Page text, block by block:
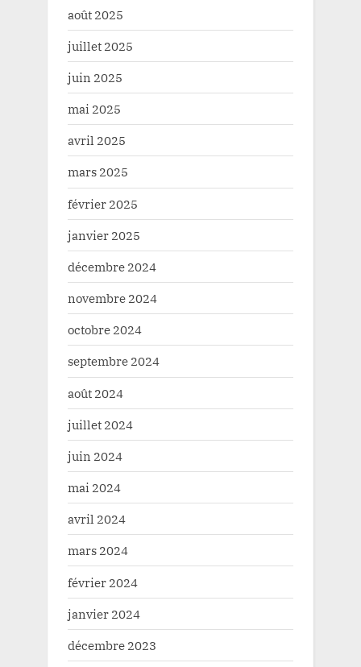
août 2025
juillet 2025
juin 2025
mai 2025
avril 2025
mars 2025
février 2025
janvier 2025
décembre 2024
novembre 2024
octobre 2024
septembre 2024
août 2024
juillet 2024
juin 2024
mai 2024
avril 2024
mars 2024
février 2024
janvier 2024
décembre 2023